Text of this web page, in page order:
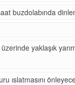
buzdolabında
yaklaşık
ıslatmasını